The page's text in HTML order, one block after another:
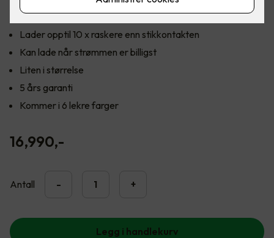
Fordeler med Zaptec Go:
Lader opptil 10 x raskere enn stikkontakten
Kan lade når strømmen er billigst
Liten i størrelse
5 års garanti
Kommer i 6 lekre farger
16,990,-
Antall - +
Legg i handlekurv